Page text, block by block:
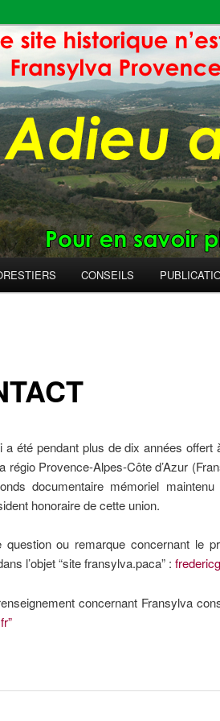
CONSEILS
a été pendant plus de dix années offert
régio Provence-Alpes-Côte d’Azur
documentaire mémoriel
honoraire de cette union.
question ou remarque concernant le
l’objet “site fransylva.paca” :
concernant Fransylva